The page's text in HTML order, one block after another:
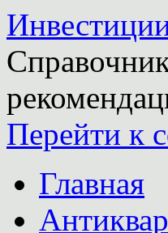
Перейти к
Главная